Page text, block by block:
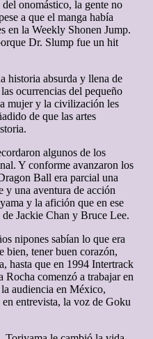
onomástico, la gente no
a que el manga había
en la Weekly Shonen Jump.
Dr. Slump fue un hit
historia absurda y llena de
ocurrencias del pequeño
mujer y la civilización les
de que las artes
algunos de los
Y conforme avanzaron los
Ball era parcial una
y una aventura de acción
y la afición que en ese
Jackie Chan y Bruce Lee.
nipones sabían lo que era
bien, tener buen corazón,
hasta que en 1994 Intertrack
comenzó a trabajar en
audiencia en México,
entrevista, la voz de Goku